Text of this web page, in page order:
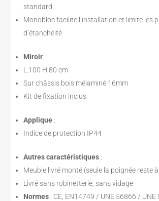
standard
Monobloc facilite l’installation et limite les
d’étanchéité
Miroir :
L.100 H.80 cm
Sur châssis bois mélaminé 16mm
Kit de fixation inclus
Applique :
Indice de protection IP44
Autres caractéristiques :
Meuble livré monté (seule la poignée reste
Livré sans robinetterie, sans vidage
Normes : CE, EN14749 / UNE 56866 / UNE